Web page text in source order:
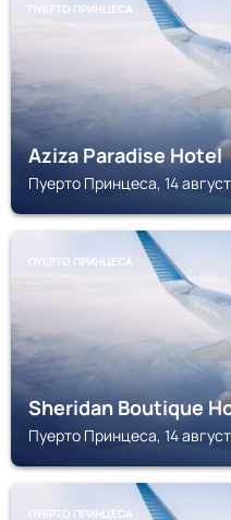
ПУЕРТО ПРИНЦЕСА
Aziza Paradise Hotel
Пуерто Принцеса, 14
ПУЕРТО ПРИНЦЕСА
Sheridan Boutique
Пуерто Принцеса, 14
ПУЕРТО ПРИНЦЕСА